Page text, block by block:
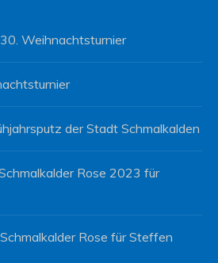
30. Weihnachtsturnier
der Stadt Schmalkalden
Rose 2023 für
Schmalkalder Rose für Steffen